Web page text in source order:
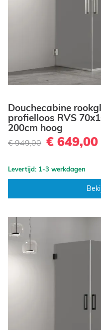
Douchecabine
profielloos RVS
200cm hoog
€ 949,00 € 649,00
Levertijd: 1-3 werkdagen